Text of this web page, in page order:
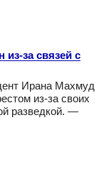
из-за связей с
Ирана Махмуд
из-за своих
разведкой. —